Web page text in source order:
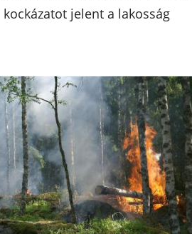
jelent a lakosság